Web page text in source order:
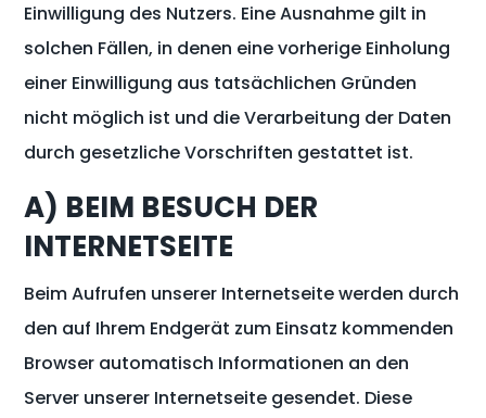
Einwilligung des Nutzers. Eine Ausnahme gilt in
solchen Fällen, in denen eine vorherige Einholung
einer Einwilligung aus tatsächlichen Gründen
nicht möglich ist und die Verarbeitung der Daten
durch gesetzliche Vorschriften gestattet ist.
A) BEIM BESUCH DER
INTERNETSEITE
Beim Aufrufen unserer Internetseite werden durch
den auf Ihrem Endgerät zum Einsatz kommenden
Browser automatisch Informationen an den
Server unserer Internetseite gesendet. Diese